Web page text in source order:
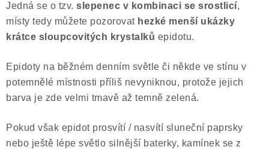
Formulář pro odstoupení od smlouvy
Poučení o právu na odstoupení od smlouvy
Jedná se o tzv. slepenec v kombinaci se srostlicí,
místy tedy můžete pozorovat hezké menší ukázky
krátce sloupcovitých krystalků epidotu.
Epidoty na běžném denním světle či někde ve stínu v
potemnělé místnosti příliš nevyniknou, protože jejich
barva je zde velmi tmavě až temně zelená.
Pokud však epidot prosvítí / nasvítí sluneční paprsky
nebo ještě lépe světlo silnější baterky, kamínek se z